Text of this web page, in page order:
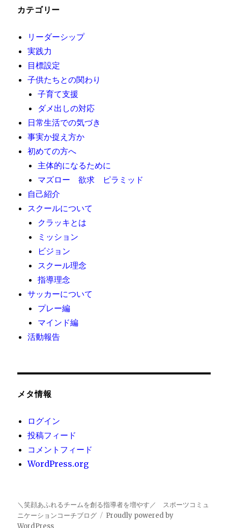
カテゴリー
リーダーシップ
実践力
目標設定
子供たちとの関わり
子育て支援
ダメ出しの対応
日常生活での気づき
事実か捉え方か
初めての方へ
主体的になるために
マズロー 欲求 ピラミッド
自己紹介
スクールについて
クラッキとは
ミッション
ビジョン
スクール理念
指導理念
サッカーについて
プレー編
マインド編
活動報告
メタ情報
ログイン
投稿フィード
コメントフィード
WordPress.org
＼笑顔あふれるチームを創る指導者を増やす／ スポーツコミュ
ニケーションコーチブログ
Proudly powered by
WordPress